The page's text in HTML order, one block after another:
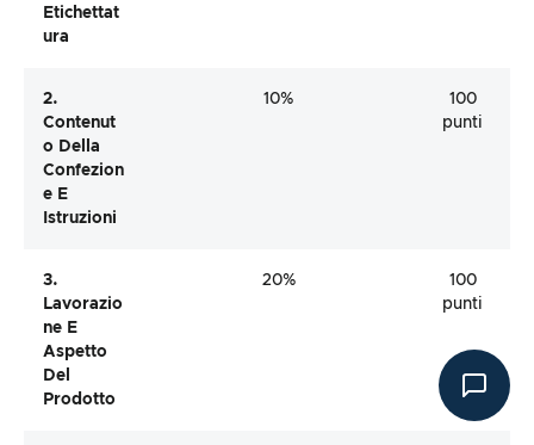
Etichettat
Ura
2.
Contenut
O Della
Confezion
E E
Istruzioni
10%
100
punti
3.
Lavorazio
Ne E
Aspetto
Del
Prodotto
20%
100
punti